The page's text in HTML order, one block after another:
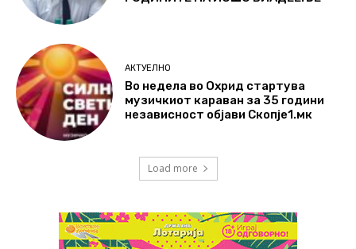
АКТУЕЛНО
Во недела во Охрид стартува
музичкиот караван за 35 години
независност објави Скопје1.мк
Load more